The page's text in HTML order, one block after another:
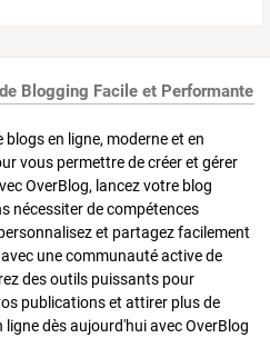
Blogging Facile et Performante
en ligne, moderne et en
vous permettre de créer et gérer
OverBlog, lancez votre blog
nécessiter de compétences
et partagez facilement
une communauté active de
des outils puissants pour
publications et attirer plus de
dès aujourd'hui avec OverBlog